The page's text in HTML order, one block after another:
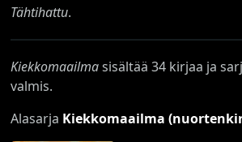
Tähtihattu.
Kiekkomaailmasisältää 34 kirjaa ja
valmis.
Alasarja Kiekkomaailma